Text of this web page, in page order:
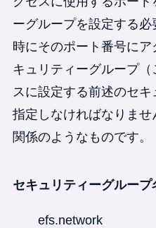
ーグループを設定する
時にそのポート番号に
キュリティーグループ
スに設定する前述のセ
指定しなければなりま
関係のようなものです。
セキュリティーグループ
efs.network